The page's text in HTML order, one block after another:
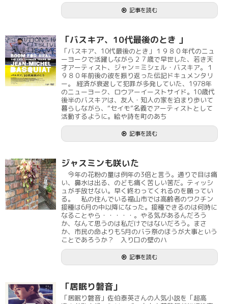
記事を読む
「バスキア、10代最後のとき 」
「バスキア、10代最後のとき」１９８０年代のニュ
ーヨークで活躍しながら２７歳で早世した、若き天
才アーティスト、ジャン＝ミシェル・バスキア。１
９８０年前後の彼を振り返った伝記ドキュメンタリ
ー。 経済が衰退して犯罪が多発していた、1978年
のニューヨーク、ロウアーイーストサイド。10歳代
後半のバスキアは、友人・知人の家を泊まり歩いて
暮らしながら、“セイモ”名義でアーティストとして
活動するように。絵や詩を町のあち
記事を読む
ジャスミンも咲いた
今年の花粉の量は例年の3倍と言う。通りで目は痛
い、鼻水は出る、のども痛く苦しい筈だ。ティッシ
ュが手放せない。早く終わってくれるのを願ってい
る。 私の住んでいる福山市では高齢者のワクチン
接種は6月の中以降になった。接種できるのは何時に
なることやら・・・・・。やる気があるんだろう
か、なんて思うのは私だけではないだろう。まさ
か、市民の命よりも5月のバラ祭のほうが大事という
ことであろうか？ 入り口の壁のハ
記事を読む
「居眠り磐音」
「居眠り磐音」佐伯泰英さんの人気小説を「超高